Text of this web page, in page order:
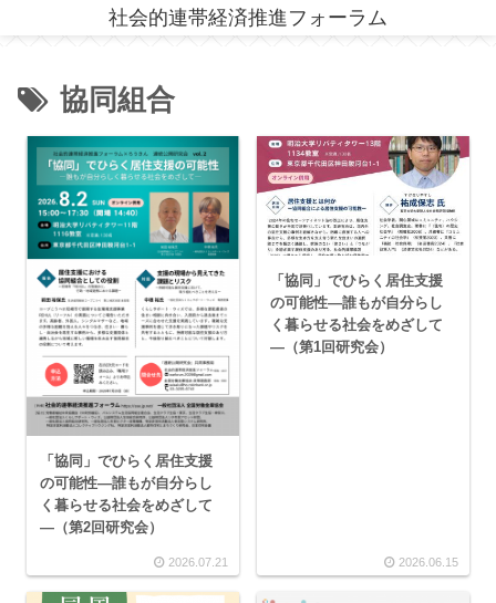
社会的連帯経済推進フォーラム
協同組合
「協同」でひらく居住支援
の可能性―誰もが自分らし
く暮らせる社会をめざして
―（第2回研究会）
2026.07.21
「協同」でひらく居住支援
の可能性―誰もが自分らし
く暮らせる社会をめざして
―（第1回研究会）
2026.06.15